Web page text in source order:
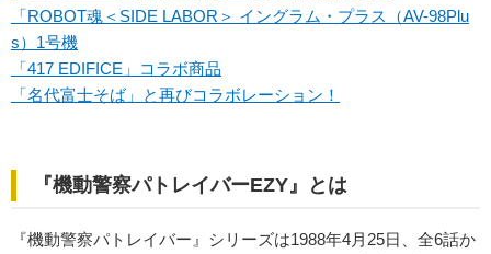
「ROBOT魂＜SIDE LABOR＞ イングラム・プラス（AV-98Plu
s）1号機
「417 EDIFICE」コラボ商品
「名代富士そば」と再びコラボレーション！
『機動警察パトレイバーEZY』とは
『機動警察パトレイバー』シリーズは1988年4月25日、全6話か